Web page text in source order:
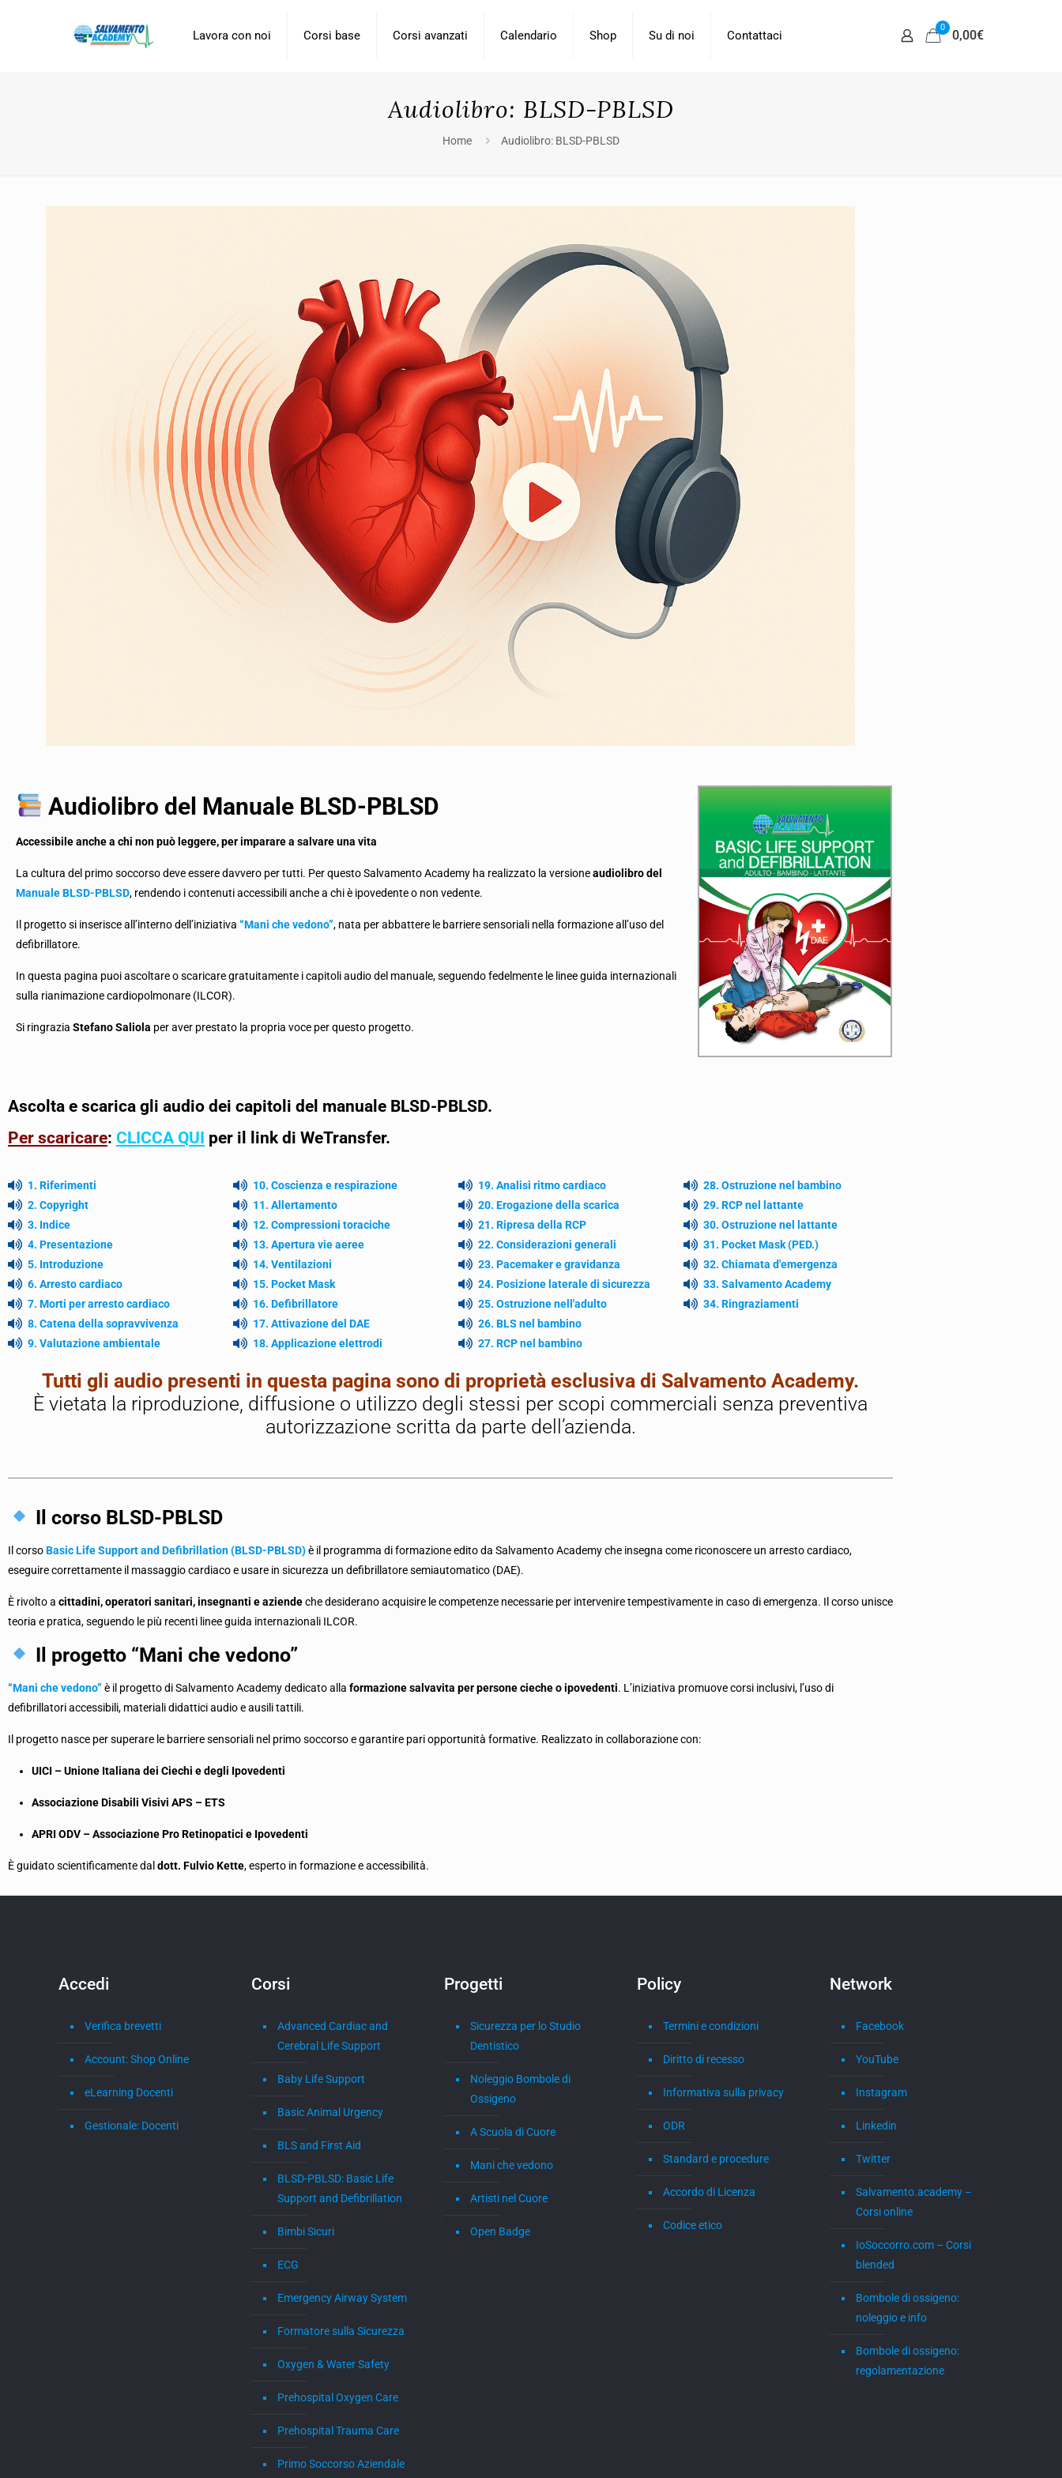
Lavora con noi Corsi base Corsi avanzati Calendario Shop Su di noi Contattaci
0
0,00€
Audiolibro: BLSD-PBLSD
Home Audiolibro: BLSD-PBLSD
Audiolibro del Manuale BLSD-PBLSD
Accessibile anche a chi non può leggere, per imparare a salvare una vita
La cultura del primo soccorso deve essere davvero per tutti. Per questo Salvamento Academy ha realizzato la versioneaudiolibro del
Manuale BLSD-PBLSD, rendendo i contenuti accessibili anche a chi è ipovedente o non vedente.
Il progetto si inserisce all’interno dell’iniziativa “Mani che vedono”, nata per abbattere le barriere sensoriali nella formazione all’uso del
defibrillatore.
In questa pagina puoi ascoltare o scaricare gratuitamente i capitoli audio del manuale, seguendo fedelmente le linee guida internazionali
sulla rianimazione cardiopolmonare (ILCOR).
Si ringrazia Stefano Saliola per aver prestato la propria voce per questo progetto.
Ascolta e scarica gli audio dei capitoli del manuale BLSD-PBLSD.
Per scaricare: CLICCA QUI per il link di WeTransfer.
1. Riferimenti
2. Copyright
3. Indice
4. Presentazione
5. Introduzione
6. Arresto cardiaco
7. Morti per arresto cardiaco
8. Catena della sopravvivenza
9. Valutazione ambientale
10. Coscienza e respirazione
11. Allertamento
12. Compressioni toraciche
13. Apertura vie aeree
14. Ventilazioni
15. Pocket Mask
16. Defibrillatore
17. Attivazione del DAE
18. Applicazione elettrodi
19. Analisi ritmo cardiaco
20. Erogazione della scarica
21. Ripresa della RCP
22. Considerazioni generali
23. Pacemaker e gravidanza
24. Posizione laterale di sicurezza
25. Ostruzione nell'adulto
26. BLS nel bambino
27. RCP nel bambino
28. Ostruzione nel bambino
29. RCP nel lattante
30. Ostruzione nel lattante
31. Pocket Mask (PED.)
32. Chiamata d'emergenza
33. Salvamento Academy
34. Ringraziamenti
Tutti gli audio presenti in questa pagina sono di proprietà esclusiva di Salvamento Academy.
È vietata la riproduzione, diffusione o utilizzo degli stessi per scopi commerciali senza preventiva
autorizzazione scritta da parte dell’azienda.
Il corso BLSD-PBLSD
Il corsoBasic Life Support and Defibrillation (BLSD-PBLSD)è il programma di formazione edito da Salvamento Academy che insegna come riconoscere un arresto cardiaco,
eseguire correttamente il massaggio cardiaco e usare in sicurezza un defibrillatore semiautomatico (DAE).
È rivolto a cittadini, operatori sanitari, insegnanti e aziendeche desiderano acquisire le competenze necessarie per intervenire tempestivamente in caso di emergenza. Il corso unisce
teoria e pratica, seguendo le più recenti linee guida internazionali ILCOR.
Il progetto “Mani che vedono”
“Mani che vedono” è il progetto di Salvamento Academy dedicato alla formazione salvavita per persone cieche o ipovedenti. L’iniziativa promuove corsi inclusivi, l’uso di
defibrillatori accessibili, materiali didattici audio e ausili tattili.
Il progetto nasce per superare le barriere sensoriali nel primo soccorso e garantire pari opportunità formative. Realizzato in collaborazione con:
UICI – Unione Italiana dei Ciechi e degli Ipovedenti
Associazione Disabili Visivi APS – ETS
APRI ODV – Associazione Pro Retinopatici e Ipovedenti
È guidato scientificamente dal dott. Fulvio Kette, esperto in formazione e accessibilità.
Accedi
Verifica brevetti
Account: Shop Online
eLearning Docenti
Gestionale: Docenti
Corsi
Advanced Cardiac and
Cerebral Life Support
Baby Life Support
Basic Animal Urgency
BLS and First Aid
BLSD-PBLSD: Basic Life
Support and Defibrillation
Bimbi Sicuri
ECG
Emergency Airway System
Formatore sulla Sicurezza
Oxygen & Water Safety
Prehospital Oxygen Care
Prehospital Trauma Care
Primo Soccorso Aziendale
Progetti
Sicurezza per lo Studio
Dentistico
Noleggio Bombole di
Ossigeno
A Scuola di Cuore
Mani che vedono
Artisti nel Cuore
Open Badge
Policy
Termini e condizioni
Diritto di recesso
Informativa sulla privacy
ODR
Standard e procedure
Accordo di Licenza
Codice etico
Network
Facebook
YouTube
Instagram
Linkedin
Twitter
Salvamento.academy –
Corsi online
IoSoccorro.com – Corsi
blended
Bombole di ossigeno:
noleggio e info
Bombole di ossigeno:
regolamentazione